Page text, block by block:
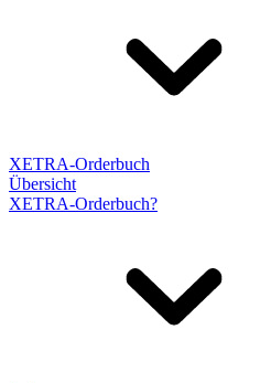
XETRA-Orderbuch
Übersicht
XETRA-Orderbuch?